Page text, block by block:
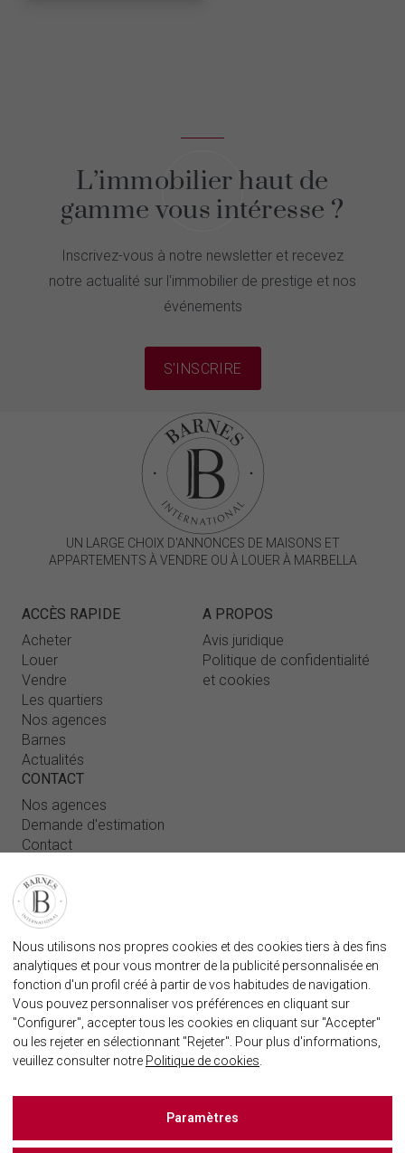
L’immobilier haut de
gamme vous intéresse ?
Inscrivez-vous à notre newsletter et recevez
notre actualité sur l'immobilier de prestige et nos
événements
S'INSCRIRE
UN LARGE CHOIX D'ANNONCES DE MAISONS ET
APPARTEMENTS À VENDRE OU À LOUER À MARBELLA
ACCÈS RAPIDE
Acheter
Louer
Vendre
Les quartiers
Nos agences
Barnes
Actualités
A PROPOS
Avis juridique
Politique de confidentialité
et cookies
CONTACT
Nos agences
Demande d'estimation
Contact
FAQ
AGENECE IMMOBILIÈRE BARNES MARBELLA
marbella@barnes-international.com
+34 614 25 01 89
Nous utilisons nos propres cookies et des cookies tiers à des fins
analytiques et pour vous montrer de la publicité personnalisée en
fonction d'un profil créé à partir de vos habitudes de navigation.
Vous pouvez personnaliser vos préférences en cliquant sur
"Configurer", accepter tous les cookies en cliquant sur "Accepter"
ou les rejeter en sélectionnant "Rejeter". Pour plus d'informations,
veuillez consulter notre Politique de cookies
Paramètres